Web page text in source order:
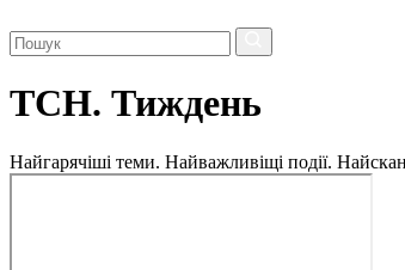
ТСН. Тиждень
Найгарячіші теми. Найважливіщі події.